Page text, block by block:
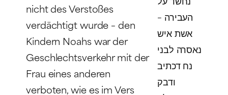
nicht des Verstoßes
verdächtigt wurde – den
Kindern Noahs war der
Geschlechtsverkehr mit der
Frau eines anderen
verboten, wie es im Vers
העבירה –
אשת איש
נאסרה לבני
נח דכתיב
ודבק